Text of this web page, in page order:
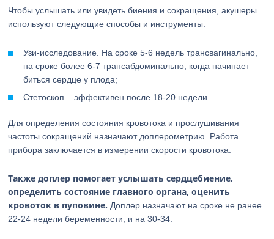
Чтобы услышать или увидеть биения и сокращения, акушеры
используют следующие способы и инструменты:
Узи-исследование. На сроке 5-6 недель трансвагинально,
на сроке более 6-7 трансабдоминально, когда начинает
биться сердце у плода;
Стетоскоп – эффективен после 18-20 недели.
Для определения состояния кровотока и прослушивания
частоты сокращений назначают доплерометрию. Работа
прибора заключается в измерении скорости кровотока.
Также доплер помогает услышать сердцебиение,
определить состояние главного органа, оценить
кровоток в пуповине. Доплер назначают на сроке не ранее
22-24 недели беременности, и на 30-34.